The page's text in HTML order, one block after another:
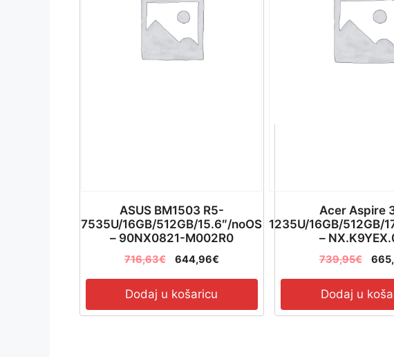
ASUS BM1503 R5-
7535U/16GB/512GB/15.6″/noOS
– 90NX0821-M002R0
716,63€ 644,96€
Dodaj u košaricu
Acer Aspire
1235U/16GB/512GB/
–
739,95€
Dodaj u